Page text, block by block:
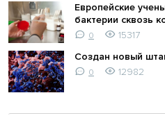
Европейские
бактерии сквозь
0
15317
Создан новый
0 12982